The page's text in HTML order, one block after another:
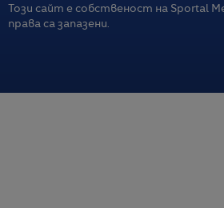
Този сайт е собственост на Sportal
права са запазени.